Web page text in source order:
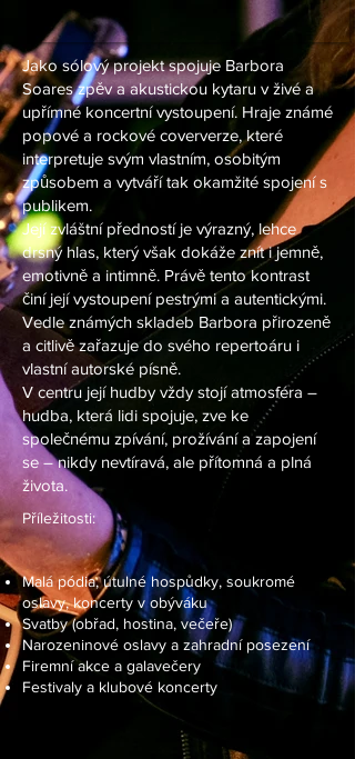
Jako sólový projekt spojuje Barbora
Soares zpěv a akustickou kytaru v živé a
upřímné koncertní vystoupení. Hraje známé
popové a rockové coververze, které
interpretuje svým vlastním, osobitým
způsobem a vytváří tak okamžité spojení s
publikem.
Její zvláštní předností je výrazný, lehce
drsný hlas, který však dokáže znít i jemně,
emotivně a intimně. Právě tento kontrast
činí její vystoupení pestrými a autentickými.
Vedle známých skladeb Barbora přirozeně
a citlivě zařazuje do svého repertoáru i
vlastní autorské písně.
V centru její hudby vždy stojí atmosféra –
hudba, která lidi spojuje, zve ke
společnému zpívání, prožívání a zapojení
se – nikdy nevtíravá, ale přítomná a plná
života.
Příležitosti:
Malá pódia, útulné hospůdky, soukromé
oslavy, koncerty v obýváku
Svatby (obřad, hostina, večeře)
Narozeninové oslavy a zahradní posezení
Firemní akce a galavečery
Festivaly a klubové koncerty